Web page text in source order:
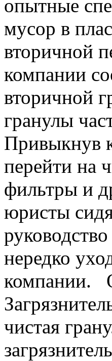
опытные
мусор в
вторичной
компании
вторичной
гранулы
Привыкнув
перейти на
фильтры и
юристы
нередко
компании.
чистая